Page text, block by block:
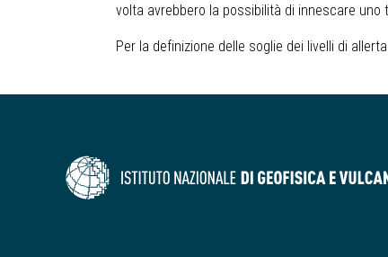
volta avrebbero la possibilità di innescare uno
Per la definizione delle soglie dei livelli di